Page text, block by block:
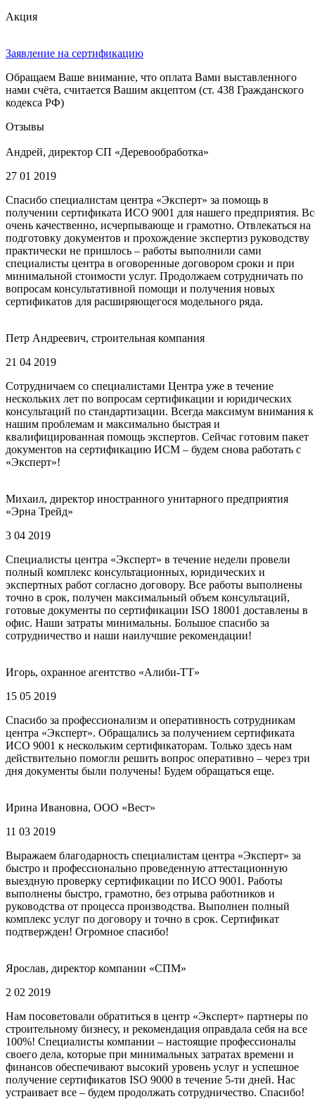
Акция
Заявление на сертификацию
Обращаем Ваше внимание, что оплата Вами выставленного
нами счёта, считается Вашим акцептом (ст. 438 Гражданского
кодекса РФ)
Отзывы
Андрей, директор СП «Деревообработка»
27 01 2019
Спасибо специалистам центра «Эксперт» за помощь в
получении сертификата ИСО 9001 для нашего предприятия.
очень качественно, исчерпывающе и грамотно. Отвлекаться на
подготовку документов и прохождение экспертиз руководству
практически не пришлось – работы выполнили сами
специалисты центра в оговоренные договором сроки и при
минимальной стоимости услуг. Продолжаем сотрудничать по
вопросам консультативной помощи и получения новых
сертификатов для расширяющегося модельного ряда.
Петр Андреевич, строительная компания
21 04 2019
Сотрудничаем со специалистами Центра уже в течение
нескольких лет по вопросам сертификации и юридических
консультаций по стандартизации. Всегда максимум внимания к
нашим проблемам и максимально быстрая и
квалифицированная помощь экспертов. Сейчас готовим пакет
документов на сертификацию ИСМ – будем снова работать с
«Эксперт»!
Михаил, директор иностранного унитарного предприятия
«Эрна Трейд»
3 04 2019
Специалисты центра «Эксперт» в течение недели провели
полный комплекс консультационных, юридических и
экспертных работ согласно договору. Все работы выполнены
точно в срок, получен максимальный объем консультаций,
готовые документы по сертификации ISO 18001 доставлены в
офис. Наши затраты минимальны. Большое спасибо за
сотрудничество и наши наилучшие рекомендации!
Игорь, охранное агентство «Алиби-ТТ»
15 05 2019
Спасибо за профессионализм и оперативность сотрудникам
центра «Эксперт». Обращались за получением сертификата
ИСО 9001 к нескольким сертификаторам. Только здесь нам
действительно помогли решить вопрос оперативно – через три
дня документы были получены! Будем обращаться еще.
Ирина Ивановна, ООО «Вест»
11 03 2019
Выражаем благодарность специалистам центра «Эксперт» за
быстро и профессионально проведенную аттестационную
выездную проверку сертификации по ИСО 9001. Работы
выполнены быстро, грамотно, без отрыва работников и
руководства от процесса производства. Выполнен полный
комплекс услуг по договору и точно в срок. Сертификат
подтвержден! Огромное спасибо!
Ярослав, директор компании «СПМ»
2 02 2019
Нам посоветовали обратиться в центр «Эксперт» партнеры по
строительному бизнесу, и рекомендация оправдала себя на все
100%! Специалисты компании – настоящие профессионалы
своего дела, которые при минимальных затратах времени и
финансов обеспечивают высокий уровень услуг и успешное
получение сертификатов ISO 9000 в течение 5-ти дней. Нас
устраивает все – будем продолжать сотрудничество. Спасибо!